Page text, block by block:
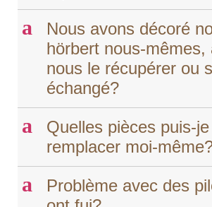
a
Nous avons décoré
hörbert nous-mêmes,
nous le récupérer ou
échangé?
a
Quelles pièces puis-je
remplacer moi-
a
Problème avec des